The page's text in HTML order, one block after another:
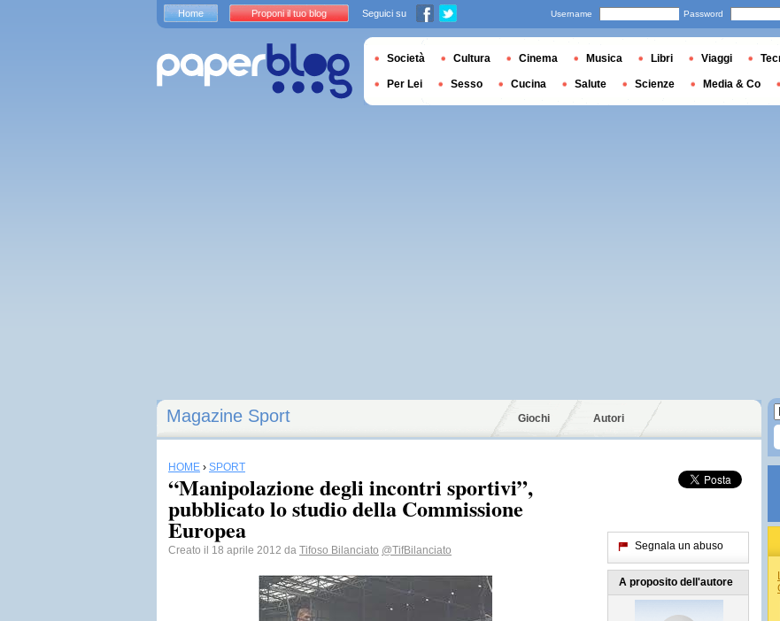
Magazine Sport Giochi Autori
HOME › SPORT
“Manipolazione degli incontri sportivi”,
pubblicato lo studio della Commissione
Europea
Creato il 18 aprile 2012 da Tifoso Bilanciato @TifBilanciato Segnala un abuso
A proposito dell'autore
Home Proponi il tuo blog Seguici su Username Password
Società Cultura Cinema Musica Libri Viaggi
Per Lei Sesso Cucina Salute Scienze Media & Co